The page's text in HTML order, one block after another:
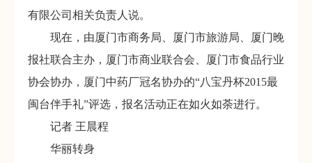
有限公司相关负责人说。
现在，由厦门市商务局、厦门市旅游局、厦门晚
报社联合主办，厦门市商业联合会、厦门市食品行业
协会协办，厦门中药厂冠名协办的“八宝丹杯2015最
闽台伴手礼”评选，报名活动正在如火如荼进行。
记者 王晨程
华丽转身